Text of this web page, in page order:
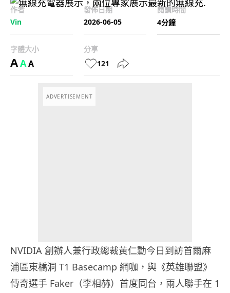
作者
Vin
發佈日期
2026-06-05
閱讀時間
4分鐘
字體大小
AAA
分享
121
ADVERTISEMENT
NVIDIA 創辦人兼行政總裁黃仁勳今日到訪首爾麻
浦區東橋洞 T1 Basecamp 網咖，與《英雄聯盟》
傳奇選手 Faker（李相赫）首度同台，兩人聯手在 1